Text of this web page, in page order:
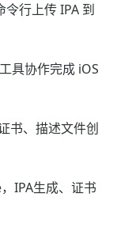
行上传 IPA 到
具协作完成 iOS
书、描述文件创
IPA生成、证书